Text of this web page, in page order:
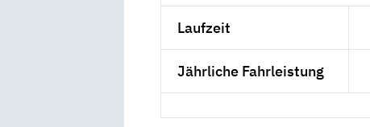
Laufzeit
Jährliche Fahrleistung